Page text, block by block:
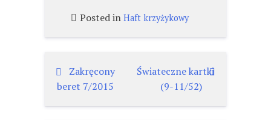
Posted in Haft krzyżykowy
Nawigacja
wpisu
Zakręcony
beret 7/2015
Świateczne kartki
(9-11/52)